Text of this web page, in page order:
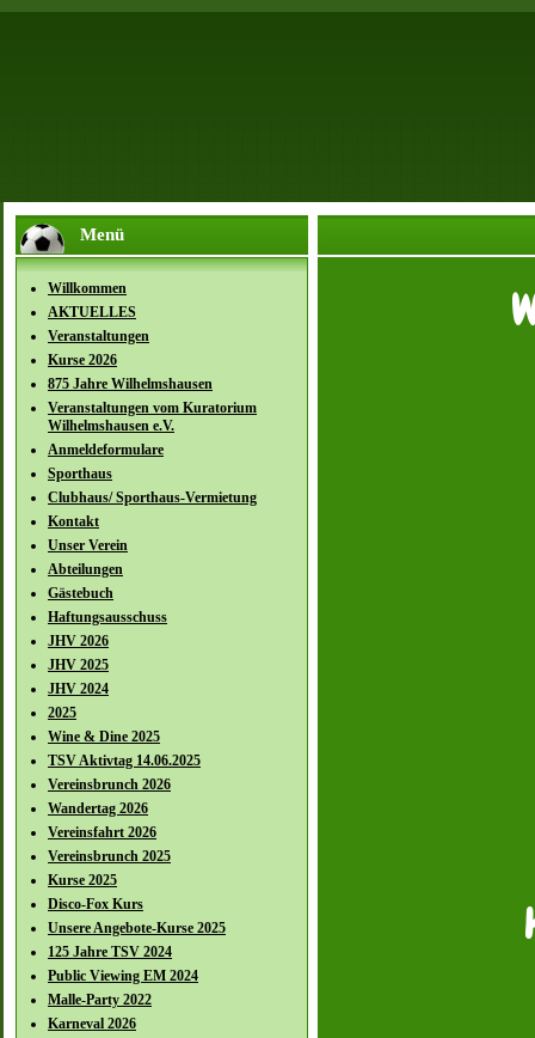
Menü
Willkommen
AKTUELLES
Veranstaltungen
Kurse 2026
875 Jahre Wilhelmshausen
Veranstaltungen vom Kuratorium
Wilhelmshausen e.V.
Anmeldeformulare
Sporthaus
Clubhaus/ Sporthaus-Vermietung
Kontakt
Unser Verein
Abteilungen
Gästebuch
Haftungsausschuss
JHV 2026
JHV 2025
JHV 2024
2025
Wine & Dine 2025
TSV Aktivtag 14.06.2025
Vereinsbrunch 2026
Wandertag 2026
Vereinsfahrt 2026
Vereinsbrunch 2025
Kurse 2025
Disco-Fox Kurs
Unsere Angebote-Kurse 2025
125 Jahre TSV 2024
Public Viewing EM 2024
Malle-Party 2022
Karneval 2026